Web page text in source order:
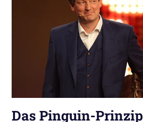
Das Pinguin-Prinzip